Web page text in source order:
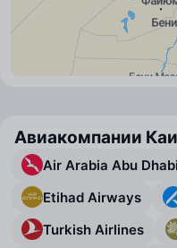
Авиакомпании
Air Arabia Abu Dhabi
Etihad Airways
Turkish Airlines